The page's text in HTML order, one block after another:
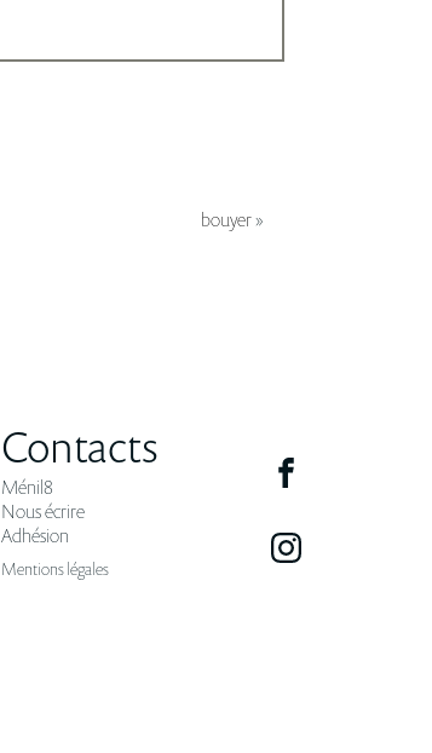
bouyer»
Contacts
Ménil8
Nous écrire
Adhésion
Mentions légales